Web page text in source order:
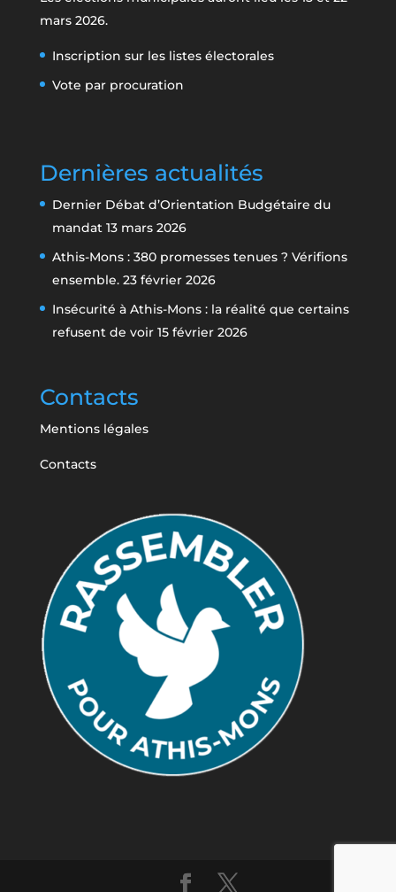
mars 2026.
Inscription sur les listes électorales
Vote par procuration
Dernières actualités
Dernier Débat d’Orientation Budgétaire du
mandat 13 mars 2026
Athis-Mons : 380 promesses tenues ? Vérifions
ensemble. 23 février 2026
Insécurité à Athis-Mons : la réalité que certains
refusent de voir 15 février 2026
Contacts
Mentions légales
Contacts